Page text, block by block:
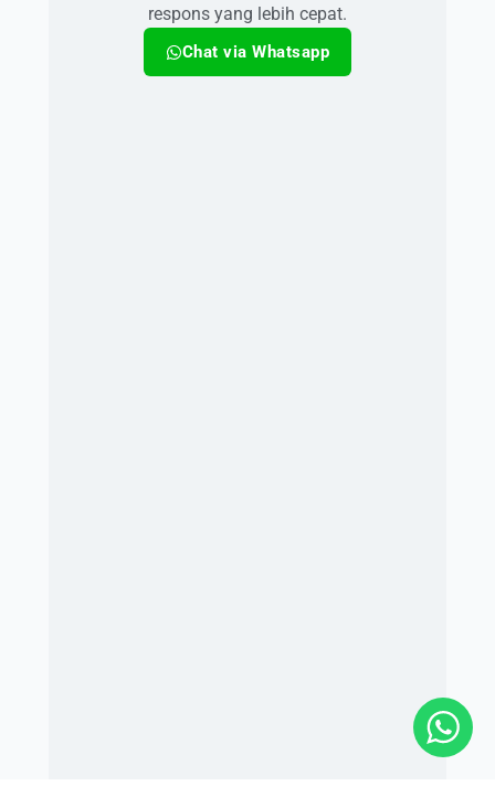
respons yang lebih cepat.
Chat via Whatsapp